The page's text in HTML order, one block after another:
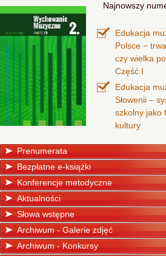
Najnowszy
Edukacja
Polsce −
czy wielka
Część I
Edukacja
Słowenii –
szkolny jako
kultury
Prenumerata
Bezpłatne e-książki
Konferencje metodyczne
Aktualności
Słowa wstępne
Archiwum - Galerie zdjęć
Archiwum - Konkursy